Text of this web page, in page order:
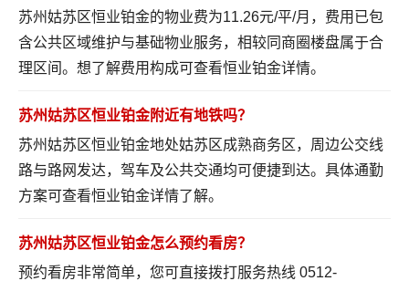
苏州姑苏区恒业铂金的物业费为11.26元/平/月，费用已包
含公共区域维护与基础物业服务，相较同商圈楼盘属于合
理区间。想了解费用构成可查看恒业铂金详情。
苏州姑苏区恒业铂金附近有地铁吗？
苏州姑苏区恒业铂金地处姑苏区成熟商务区，周边公交线
路与路网发达，驾车及公共交通均可便捷到达。具体通勤
方案可查看恒业铂金详情了解。
苏州姑苏区恒业铂金怎么预约看房？
预约看房非常简单，您可直接拨打服务热线 0512-